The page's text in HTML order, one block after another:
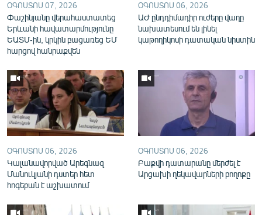
«Ազատության» բոլոր կայքերը
ՕԳՈՍՏՈՍ 07, 2026
Փաշինյանը վերահաստատեց
Երևանի հավատարմությունը
ԵԱՏՄ-ին, կրկին բացառեց ԵՄ
հարցով հանրաքվեն
ՕԳՈՍՏՈՍ 06, 2026
ԱԺ ընդդիմադիր ուժերը վաղը
նախատեսում են լինել
կաթողիկոսի դատական նիստին
ՕԳՈՍՏՈՍ 06, 2026
Կալանավորված Արեգնազ
Մանուկյանի դստեր հետ
հոգեբան է աշխատում
ՕԳՈՍՏՈՍ 06, 2026
Բաքվի դատարանը մերժել է
Արցախի ղեկավարների բողոքը